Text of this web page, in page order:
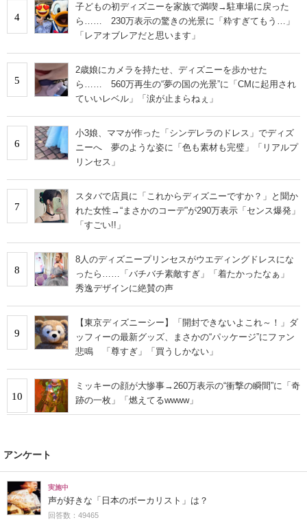
4
子どもの初ディズニーを家族で満喫→駐車場に戻った
ら…… 230万表示の驚きの光景に「粋すぎてもう…」
「レアオブレアだと思います」
5
2歳娘にカメラを持たせ、ディズニーを歩かせた
ら…… 560万再生の“夢の国の光景”に「CMに起用され
ていいレベル」「涙が止まらねぇ」
6
小3娘、ママが作った「シンデレラのドレス」でディズ
ニーへ 夢のような姿に「色も素材も完璧」「リアルプ
リンセス」
7
スタバで店員に「これからディズニーですか？」と聞か
れた女性→“まさかのコーデ”が290万表示「センス爆発」
「すごい!!」
8
8人のディズニープリンセスがウエディングドレスにな
ったら……「バチバチ素敵すぎ」「着たかったなぁ」
秀逸デザインに絶賛の声
9
【東京ディズニーシー】「開封できないよこれ～！」ダ
ッフィーの最新グッズ、まさかの“パッケージ”にファン
悲鳴 「尊すぎ」「買うしかない」
10
ミッキーの顔が大惨事→260万表示の“衝撃の瞬間”に「奇
跡の一枚」「燃えてるwwww」
アンケート
実施中
声が好きな「日本のボーカリスト」は？
回答数：49465